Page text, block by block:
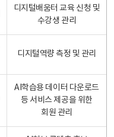
디지털배움터 교육 신청 및
수강생 관리
디지털역량 측정 및 관리
AI학습용 데이터 다운로드
등 서비스 제공을 위한
회원 관리